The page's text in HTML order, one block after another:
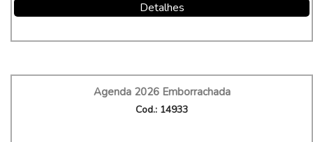
Detalhes
Agenda 2026 Emborrachada
Cod.: 14933